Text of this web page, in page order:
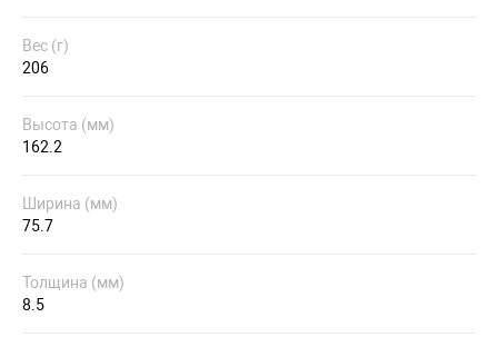
Вес (г)
206
Высота (мм)
162.2
Ширина (мм)
75.7
Толщина (мм)
8.5